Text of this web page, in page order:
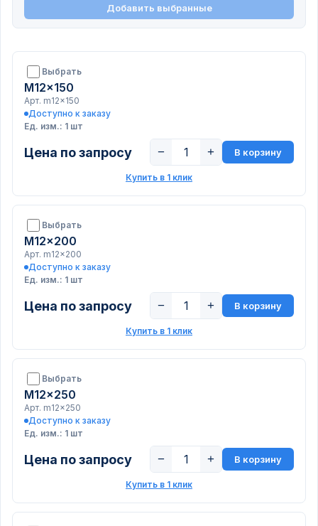
Добавить выбранные
Выбрать
M12x150
Арт. m12x150
Доступно к заказу
Ед. изм.: 1 шт
Цена по запросу − + В корзину
Купить в 1 клик
Выбрать
M12x200
Арт. m12x200
Доступно к заказу
Ед. изм.: 1 шт
Цена по запросу − + В корзину
Купить в 1 клик
Выбрать
M12x250
Арт. m12x250
Доступно к заказу
Ед. изм.: 1 шт
Цена по запросу − + В корзину
Купить в 1 клик